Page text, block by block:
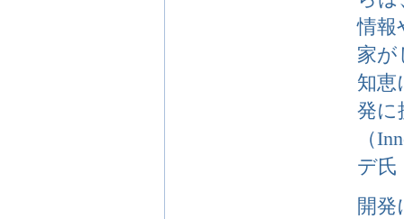
情報
家が
知恵
発に
（
デ氏
開発